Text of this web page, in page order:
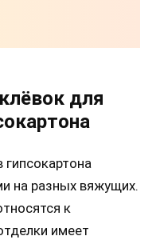
для
на разных вяжущих.
к
имеет